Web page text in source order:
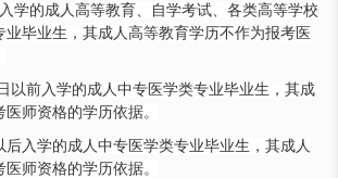
学的成人高等教育、自学考试、各类高等学校
业毕业生，其成人高等教育学历不作为报考医
以前入学的成人中专医学类专业毕业生，其成
师资格的学历依据。
后入学的成人中专医学类专业毕业生，其成人
师资格的学历依据。